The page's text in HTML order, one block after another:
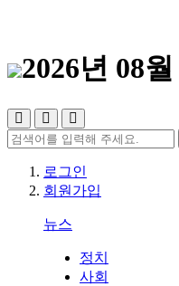
2026년 08
로그인
회원가입
뉴스
정치
사회